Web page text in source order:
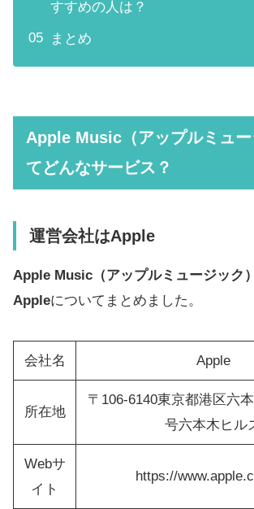
すすめの人は？
まとめ
Apple Music（アップルミュー
てどんなサービス？
運営会社はApple
Apple Music（アップルミュージック）
Appleについてまとめました。
会社名 Apple
所在地
〒106-6140東京都港区六
号六本木ヒル
Webサ
イト
https://